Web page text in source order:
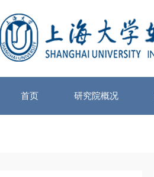
首页 研究院概况